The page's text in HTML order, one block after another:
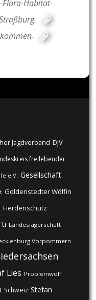
Flora-Habitat-
,
,
Jagdverband DJV
freilebender
e.V. Gesellschaft
Goldenstedter Wölfin
Herdenschutz
Landesjägerschaft
Vorpommern
Lies Problemwolf
Schweiz Stefan